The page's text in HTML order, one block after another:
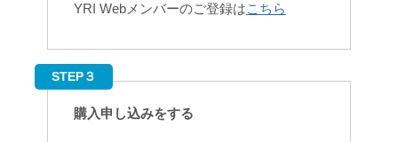
YRI Webメンバーのご登録はこちら
STEP３
購入申し込みをする